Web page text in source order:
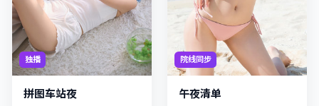
独播
拼图车站夜
院线同步
午夜清单